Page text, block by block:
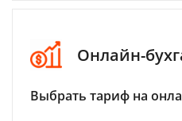
Онлайн-
Выбрать тариф на